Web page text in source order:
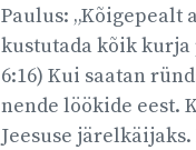
Paulus: „Kõigepealt
kustutada kõik kurja
6:16) Kui saatan
nende löökide eest.
Jeesuse